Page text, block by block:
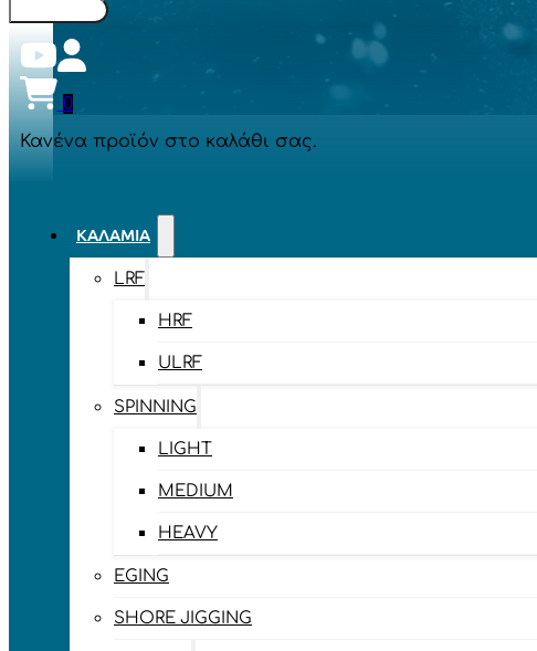
0
Κανένα προϊόν στο καλάθι σας.
ΚΑΛΆΜΙΑ
LRF
HRF
ULRF
SPINNING
LIGHT
MEDIUM
HEAVY
EGING
SHORE JIGGING